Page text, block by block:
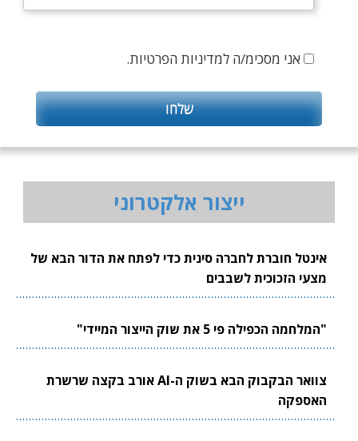
אני מסכימ/ה למדיניות הפרטיות.
ייצור אלקטרוני
אינטל חוברת לחברה סינית כדי לפתח את הדור הבא של
מצעי הזכוכית לשבבים
"המלחמה הכפילה פי 5 את שוק הייצור המיידי"
צוואר הבקבוק הבא בשוק ה-AI אורב בקצה שרשרת
האספקה